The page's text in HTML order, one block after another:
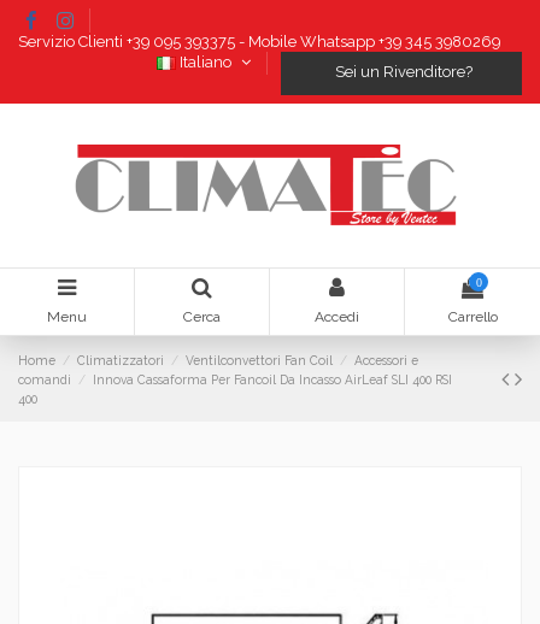
Servizio Clienti +39 095 393375 - Mobile Whatsapp +39 345 3980269
Italiano
Sei un Rivenditore?
Menu Cerca Accedi
0
Carrello
Home Climatizzatori Ventilconvettori Fan Coil
Accessori e
comandi
Innova Cassaforma Per Fancoil Da Incasso AirLeaf SLI 400 RSI
400